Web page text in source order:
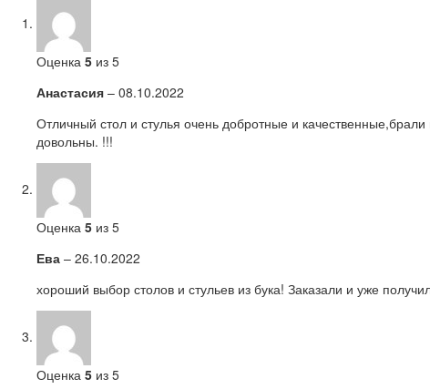
Оценка 5 из 5
Анастасия – 08.10.2022
Отличный стол и стулья очень добротные и
довольны. !!!
Оценка 5 из 5
Ева – 26.10.2022
хороший выбор столов и стульев из бука! Заказали и уже
Оценка 5 из 5